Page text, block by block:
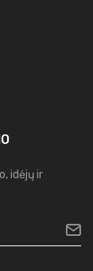
idėjų ir